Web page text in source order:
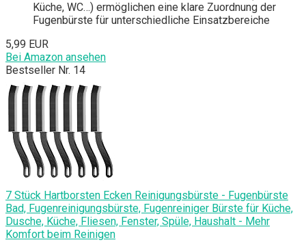
Küche, WC…) ermöglichen eine klare Zuordnung der
Fugenbürste für unterschiedliche Einsatzbereiche
5,99 EUR
Bei Amazon ansehen
Bestseller Nr. 14
7 Stück Hartborsten Ecken Reinigungsbürste - Fugenbürste
Bad, Fugenreinigungsbürste, Fugenreiniger Bürste für Küche,
Dusche, Küche, Fliesen, Fenster, Spüle, Haushalt - Mehr
Komfort beim Reinigen